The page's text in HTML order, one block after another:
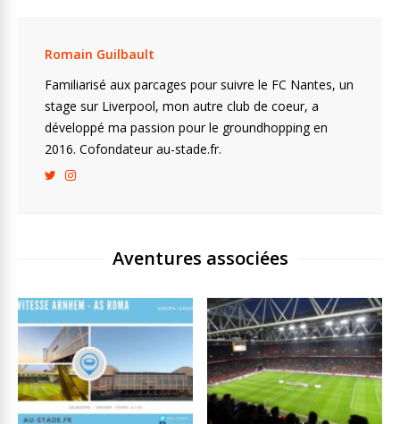
Romain Guilbault
Familiarisé aux parcages pour suivre le FC Nantes, un
stage sur Liverpool, mon autre club de coeur, a
développé ma passion pour le groundhopping en
2016. Cofondateur au-stade.fr.
Aventures associées